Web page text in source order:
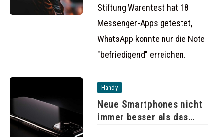
Stiftung Warentest hat 18
Messenger-Apps getestet,
WhatsApp konnte nur die Note
"befriedigend" erreichen.
Handy
Neue Smartphones nicht
immer besser als das